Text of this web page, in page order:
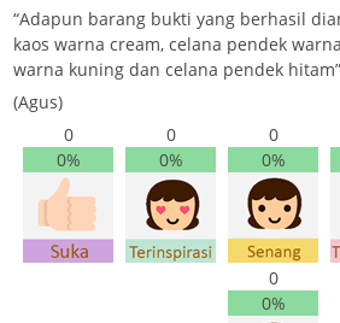
“Adapun barang bukti yang berhasil
kaos warna cream, celana pendek
warna kuning dan celana pendek
(Agus)
0
0%
0
0%
0
0%
0
0%